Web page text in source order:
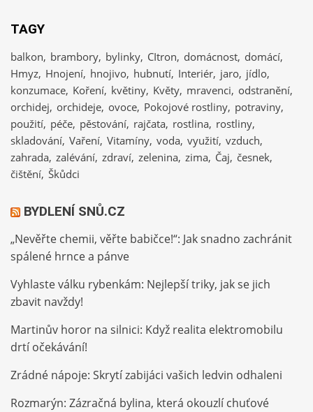
TAGY
balkon brambory bylinky CItron domácnost domácí
Hmyz Hnojení hnojivo hubnutí Interiér jaro jídlo
konzumace Koření květiny Květy mravenci odstranění
orchidej orchideje ovoce Pokojové rostliny potraviny
použití péče pěstování rajčata rostlina rostliny
skladování Vaření Vitamíny voda využití vzduch
zahrada zalévání zdraví zelenina zima Čaj česnek
čištění Škůdci
BYDLENÍ SNŮ.CZ
„Nevěřte chemii, věřte babičce!“: Jak snadno zachránit
spálené hrnce a pánve
Vyhlaste válku rybenkám: Nejlepší triky, jak se jich
zbavit navždy!
Martinův horor na silnici: Když realita elektromobilu
drtí očekávání!
Zrádné nápoje: Skrytí zabijáci vašich ledvin odhaleni
Rozmarýn: Zázračná bylina, která okouzlí chuťové